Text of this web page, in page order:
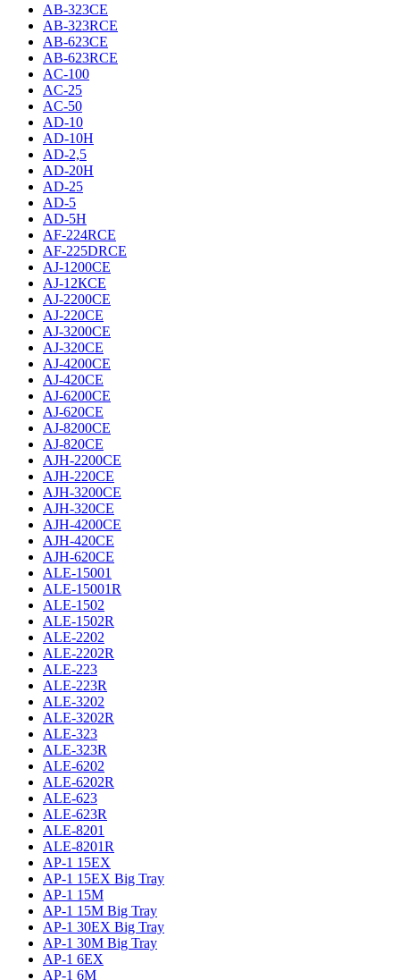
AB-323CE
AB-323RCE
AB-623CE
AB-623RCE
AC-100
AC-25
AC-50
AD-10
AD-10H
AD-2,5
AD-20H
AD-25
AD-5
AD-5H
AF-224RCE
AF-225DRCE
AJ-1200CE
AJ-12КCE
AJ-2200CE
AJ-220CE
AJ-3200CE
AJ-320CE
AJ-4200CE
AJ-420CE
AJ-6200CE
AJ-620CE
AJ-8200CE
AJ-820CE
AJH-2200CE
AJH-220CE
AJH-3200CE
AJH-320CE
AJH-4200CE
AJH-420CE
AJH-620CE
ALE-15001
ALE-15001R
ALE-1502
ALE-1502R
ALE-2202
ALE-2202R
ALE-223
ALE-223R
ALE-3202
ALE-3202R
ALE-323
ALE-323R
ALE-6202
ALE-6202R
ALE-623
ALE-623R
ALE-8201
ALE-8201R
AP-1 15EX
AP-1 15EX Big Tray
AP-1 15M
AP-1 15M Big Tray
AP-1 30EX Big Tray
AP-1 30M Big Tray
AP-1 6EX
AP-1 6M